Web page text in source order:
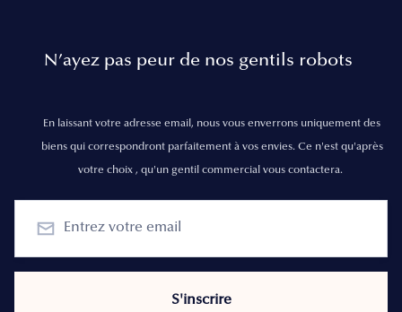
N’ayez pas peur de nos gentils robots
En laissant votre adresse email, nous vous enverrons uniquement des
biens qui correspondront parfaitement à vos envies. Ce n'est qu'après
votre choix , qu'un gentil commercial vous contactera.